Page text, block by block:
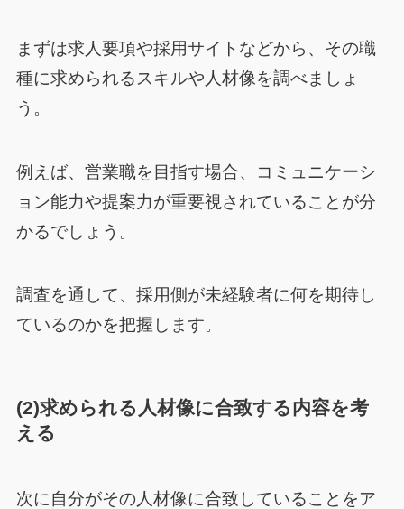
まずは求人要項や採用サイトなどから、その職
種に求められるスキルや人材像を調べましょ
う。
例えば、営業職を目指す場合、コミュニケーシ
ョン能力や提案力が重要視されていることが分
かるでしょう。
調査を通して、採用側が未経験者に何を期待し
ているのかを把握します。
(2)求められる人材像に合致する内容を考
える
次に自分がその人材像に合致していることをア